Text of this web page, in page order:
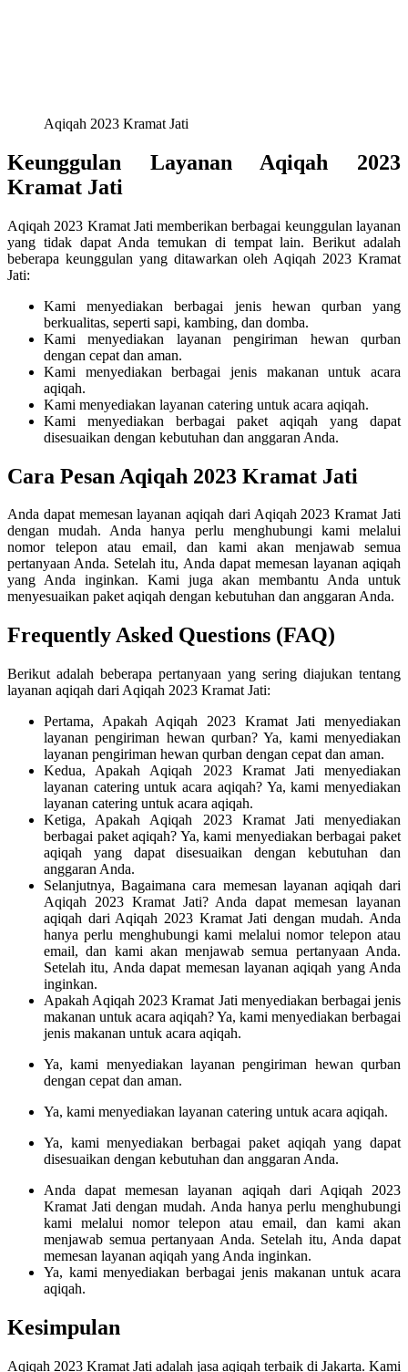
Aqiqah 2023 Kramat Jati
Keunggulan Layanan Aqiqah 2023
Kramat Jati
Aqiqah 2023 Kramat Jati memberikan berbagai keunggulan layanan
yang tidak dapat Anda temukan di tempat lain. Berikut adalah
beberapa keunggulan yang ditawarkan oleh Aqiqah 2023 Kramat
Jati:
Kami menyediakan berbagai jenis hewan qurban yang
berkualitas, seperti sapi, kambing, dan domba.
Kami menyediakan layanan pengiriman hewan qurban
dengan cepat dan aman.
Kami menyediakan berbagai jenis makanan untuk acara
aqiqah.
Kami menyediakan layanan catering untuk acara aqiqah.
Kami menyediakan berbagai paket aqiqah yang dapat
disesuaikan dengan kebutuhan dan anggaran Anda.
Cara Pesan Aqiqah 2023 Kramat Jati
Anda dapat memesan layanan aqiqah dari Aqiqah 2023 Kramat Jati
dengan mudah. Anda hanya perlu menghubungi kami melalui
nomor telepon atau email, dan kami akan menjawab semua
pertanyaan Anda. Setelah itu, Anda dapat memesan layanan aqiqah
yang Anda inginkan. Kami juga akan membantu Anda untuk
menyesuaikan paket aqiqah dengan kebutuhan dan anggaran Anda.
Frequently Asked Questions (FAQ)
Berikut adalah beberapa pertanyaan yang sering diajukan tentang
layanan aqiqah dari Aqiqah 2023 Kramat Jati:
Pertama, Apakah Aqiqah 2023 Kramat Jati menyediakan
layanan pengiriman hewan qurban? Ya, kami menyediakan
layanan pengiriman hewan qurban dengan cepat dan aman.
Kedua, Apakah Aqiqah 2023 Kramat Jati menyediakan
layanan catering untuk acara aqiqah? Ya, kami menyediakan
layanan catering untuk acara aqiqah.
Ketiga, Apakah Aqiqah 2023 Kramat Jati menyediakan
berbagai paket aqiqah? Ya, kami menyediakan berbagai paket
aqiqah yang dapat disesuaikan dengan kebutuhan dan
anggaran Anda.
Selanjutnya, Bagaimana cara memesan layanan aqiqah dari
Aqiqah 2023 Kramat Jati? Anda dapat memesan layanan
aqiqah dari Aqiqah 2023 Kramat Jati dengan mudah. Anda
hanya perlu menghubungi kami melalui nomor telepon atau
email, dan kami akan menjawab semua pertanyaan Anda.
Setelah itu, Anda dapat memesan layanan aqiqah yang Anda
inginkan.
Apakah Aqiqah 2023 Kramat Jati menyediakan berbagai jenis
makanan untuk acara aqiqah? Ya, kami menyediakan berbagai
jenis makanan untuk acara aqiqah.
Ya, kami menyediakan layanan pengiriman hewan qurban
dengan cepat dan aman.
Ya, kami menyediakan layanan catering untuk acara aqiqah.
Ya, kami menyediakan berbagai paket aqiqah yang dapat
disesuaikan dengan kebutuhan dan anggaran Anda.
Anda dapat memesan layanan aqiqah dari Aqiqah 2023
Kramat Jati dengan mudah. Anda hanya perlu menghubungi
kami melalui nomor telepon atau email, dan kami akan
menjawab semua pertanyaan Anda. Setelah itu, Anda dapat
memesan layanan aqiqah yang Anda inginkan.
Ya, kami menyediakan berbagai jenis makanan untuk acara
aqiqah.
Kesimpulan
Aqiqah 2023 Kramat Jati adalah jasa aqiqah terbaik di Jakarta. Kami